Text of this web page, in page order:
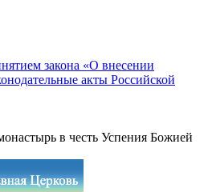
закона «О внесении
акты Российской
в честь Успения Божией